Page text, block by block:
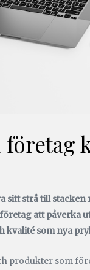
sitt strå till
att påverka
kvalité som nya
produkter som